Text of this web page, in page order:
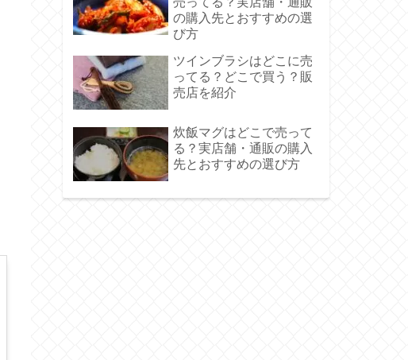
の購入先とおすすめの選
び方
ツインブラシはどこに売
ってる？どこで買う？販
売店を紹介
炊飯マグはどこで売って
る？実店舗・通販の購入
先とおすすめの選び方